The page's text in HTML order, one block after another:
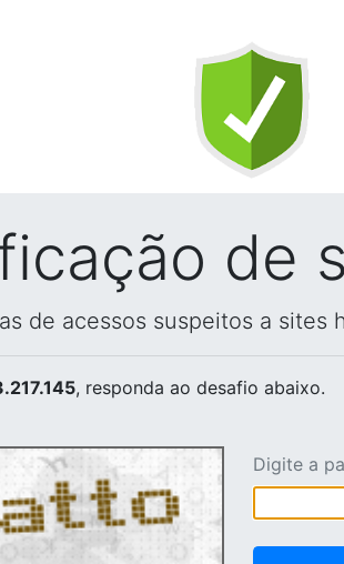
de
de acessos suspeitos a sites
, responda ao desafio abaixo.
Digite a